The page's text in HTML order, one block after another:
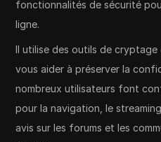
fonctionnalités de sécurité
ligne.
Il utilise des outils de
vous aider à préserver la
nombreux utilisateurs font
pour la navigation, le
avis sur les forums et les